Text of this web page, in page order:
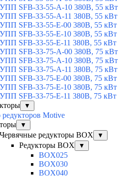
УПП SFB-33-55-A-10 380В, 55 кВт
УПП SFB-33-55-A-11 380В, 55 кВт
УПП SFB-33-55-E-00 380В, 55 кВт
УПП SFB-33-55-E-10 380В, 55 кВт
УПП SFB-33-55-E-11 380В, 55 кВт
УПП SFB-33-75-A-00 380В, 75 кВт
УПП SFB-33-75-A-10 380В, 75 кВт
УПП SFB-33-75-A-11 380В, 75 кВт
УПП SFB-33-75-E-00 380В, 75 кВт
УПП SFB-33-75-E-10 380В, 75 кВт
УПП SFB-33-75-E-11 380В, 75 кВт
▼
редукторов Motive
▼
Червячные редукторы BOX ▼
Редукторы BOX ▼
BOX025
BOX030
BOX040